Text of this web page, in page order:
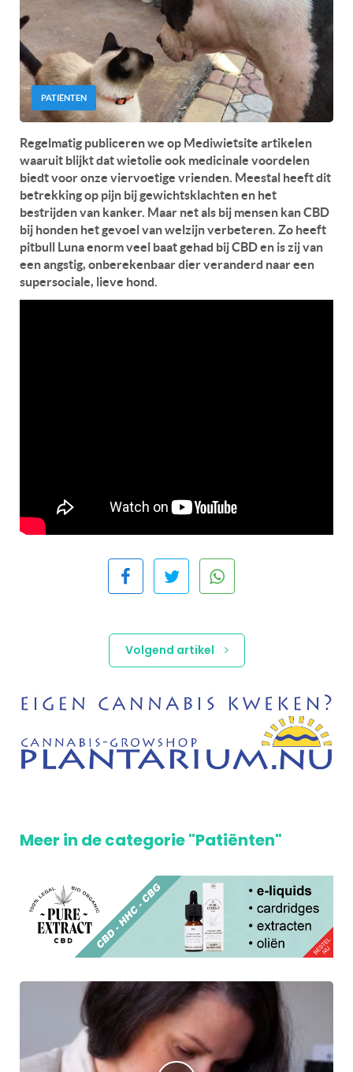
PATIËNTEN
Regelmatig publiceren we op Mediwietsite artikelen
waaruit blijkt dat wietolie ook medicinale voordelen
biedt voor onze viervoetige vrienden. Meestal heeft dit
betrekking op pijn bij gewichtsklachten en het
bestrijden van kanker. Maar net als bij mensen kan CBD
bij honden het gevoel van welzijn verbeteren. Zo heeft
pitbull Luna enorm veel baat gehad bij CBD en is zij van
een angstig, onberekenbaar dier veranderd naar een
supersociale, lieve hond.
Volgend artikel
Meer in de categorie "Patiënten"